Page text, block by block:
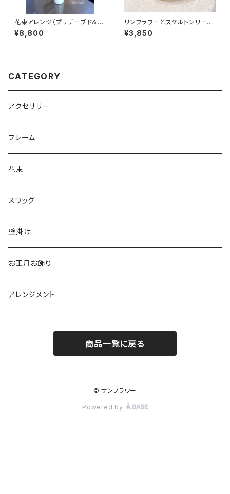
花束アレンジ（プリザーブド＆カ
ラードドライ）
¥8,800
リンフラワーとスケルトンリーフ
のグリーンピアス
¥3,850
CATEGORY
アクセサリー
フレーム
花束
スワッグ
壁掛け
お正月お飾り
アレンジメント
商品一覧に戻る
© サンフラワー
Powered by